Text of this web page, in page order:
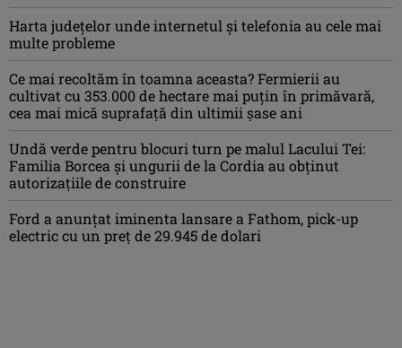
Harta județelor unde internetul și telefonia au cele mai
multe probleme
Ce mai recoltăm în toamna aceasta? Fermierii au
cultivat cu 353.000 de hectare mai puțin în primăvară,
cea mai mică suprafață din ultimii șase ani
Undă verde pentru blocuri turn pe malul Lacului Tei:
Familia Borcea și ungurii de la Cordia au obținut
autorizațiile de construire
Ford a anunțat iminenta lansare a Fathom, pick-up
electric cu un preț de 29.945 de dolari